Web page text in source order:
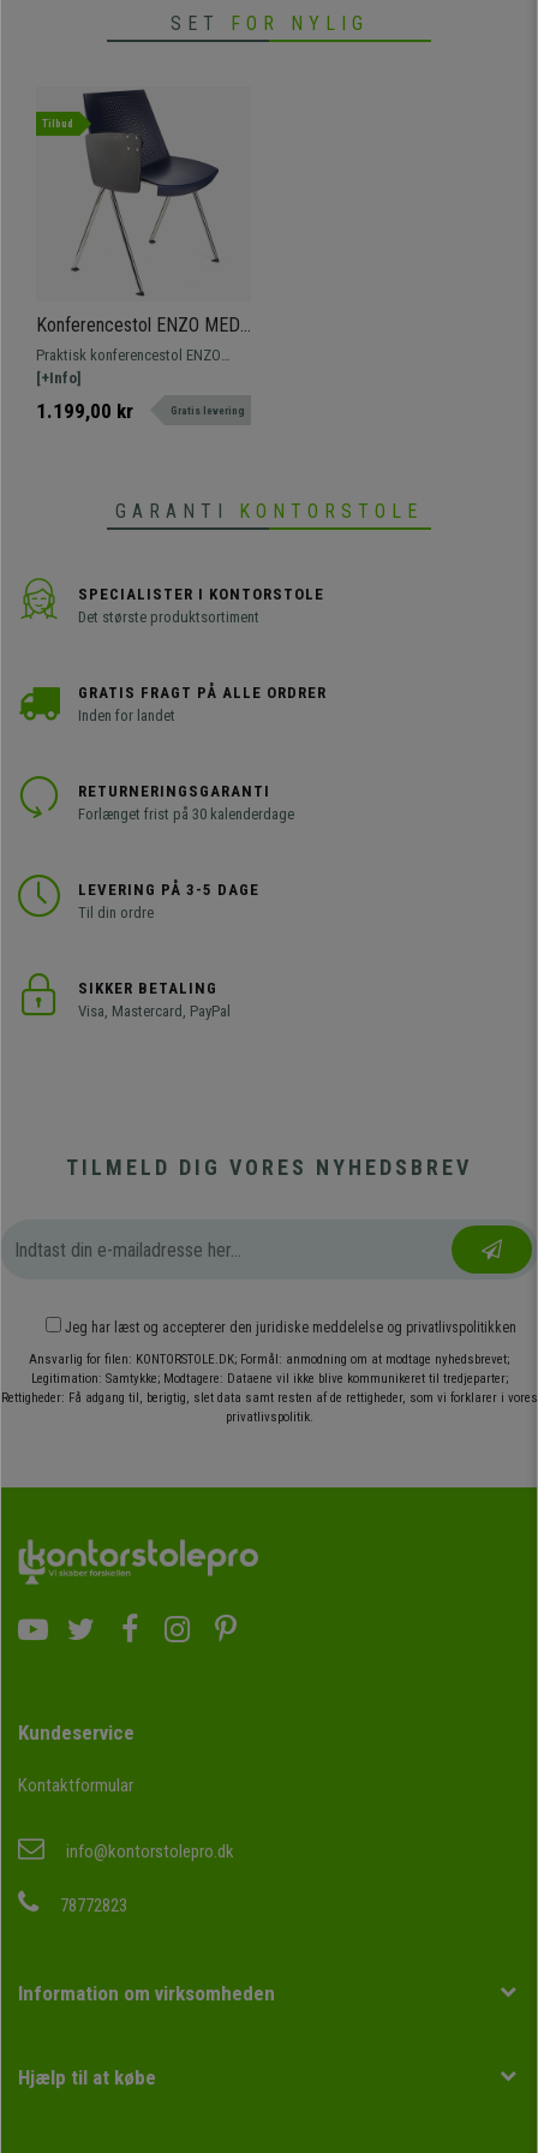
SET FOR NYLIG
Tilbud
Konferencestol ENZO MED
BORD, Komfortabel og
Praktisk, Stabelbar, Blå
Praktisk konferencestol ENZO
MED BORD i fantastisk design, der
giver et moderne udseende til
venteværelser eller mødelokaler.
[+Info]
1.199,00 kr Gratis levering
GARANTI KONTORSTOLE
SPECIALISTER I KONTORSTOLE
Det største produktsortiment
GRATIS FRAGT PÅ ALLE ORDRER
Inden for landet
RETURNERINGSGARANTI
Forlænget frist på 30 kalenderdage
LEVERING PÅ 3-5 DAGE
Til din ordre
SIKKER BETALING
Visa, Mastercard, PayPal
TILMELD DIG VORES NYHEDSBREV
Jeg har læst og accepterer den juridiske meddelelse og privatlivspolitikken
Ansvarlig for filen: KONTORSTOLE.DK; Formål: anmodning om at modtage nyhedsbrevet;
Legitimation: Samtykke; Modtagere: Dataene vil ikke blive kommunikeret til tredjeparter;
Rettigheder: Få adgang til, berigtig, slet data samt resten af de rettigheder, som vi forklarer i vores
privatlivspolitik.
Kundeservice
Kontaktformular
info@kontorstolepro.dk
78772823
Information om virksomheden
Hjælp til at købe